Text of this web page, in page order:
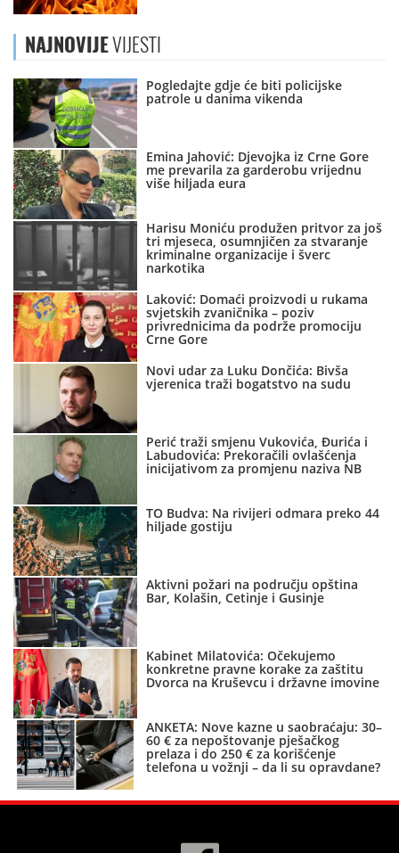
NAJNOVIJEVIJESTI
Pogledajte gdje će biti policijske
patrole u danima vikenda
Emina Jahović: Djevojka iz Crne Gore
me prevarila za garderobu vrijednu
više hiljada eura
Harisu Moniću produžen pritvor za još
tri mjeseca, osumnjičen za stvaranje
kriminalne organizacije i šverc
narkotika
Laković: Domaći proizvodi u rukama
svjetskih zvaničnika – poziv
privrednicima da podrže promociju
Crne Gore
Novi udar za Luku Dončića: Bivša
vjerenica traži bogatstvo na sudu
Perić traži smjenu Vukovića, Đurića i
Labudovića: Prekoračili ovlašćenja
inicijativom za promjenu naziva NB
TO Budva: Na rivijeri odmara preko 44
hiljade gostiju
Aktivni požari na području opština
Bar, Kolašin, Cetinje i Gusinje
Kabinet Milatovića: Očekujemo
konkretne pravne korake za zaštitu
Dvorca na Kruševcu i državne imovine
ANKETA: Nove kazne u saobraćaju: 30–
60 € za nepoštovanje pješačkog
prelaza i do 250 € za korišćenje
telefona u vožnji – da li su opravdane?